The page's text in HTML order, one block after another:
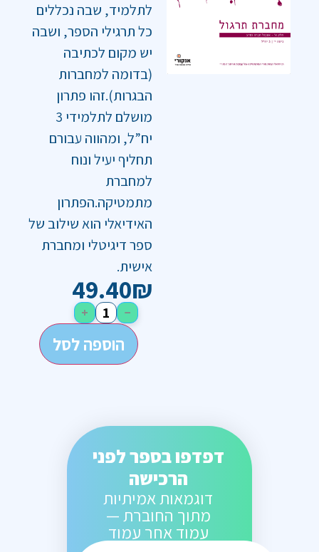
לתלמיד, שבה נכללים
כל תרגילי הספר, ושבה
יש מקום לכתיבה
(בדומה למחברות
הבגרות).זהו פתרון
מושלם לתלמידי 3
יח”ל, ומהווה עבורם
תחליף יעיל ונוח
למחברת
מתמטיקה.הפתרון
האידיאלי הוא שילוב של
ספר דיגיטלי ומחברת
אישית.
49.40₪
−
+
הוספה לסל
דפדפו בספר לפני
הרכישה
דוגמאות אמיתיות
מתוך החוברת —
עמוד אחר עמוד